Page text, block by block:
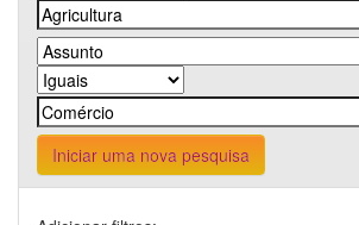
Iniciar uma nova pesquisa